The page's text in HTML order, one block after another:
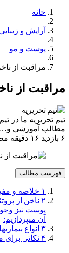
خانه
آرایش و زیبایی
پوست و مو
مراقبت از
مراقبت از
تیم تحریریه ما در
مطالب آموزشی و…
۶ بازدید
۱۶ دقیقه مطالعه
فهرست مطالب
۱ خلاصه و
۲ ناخن از
پوست نیز
آن میپردازیم:
۳ انواع
۴ نکاتی برای